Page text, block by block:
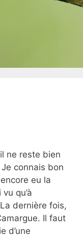
ne reste bien
connais bon
eu la
qu’à
dernière fois,
Il faut
d’une